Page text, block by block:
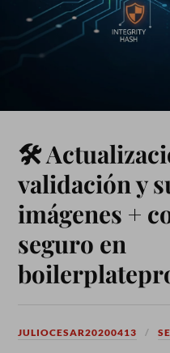
🛠️
validación y
imágenes +
seguro en
JULIOCESAR20200413